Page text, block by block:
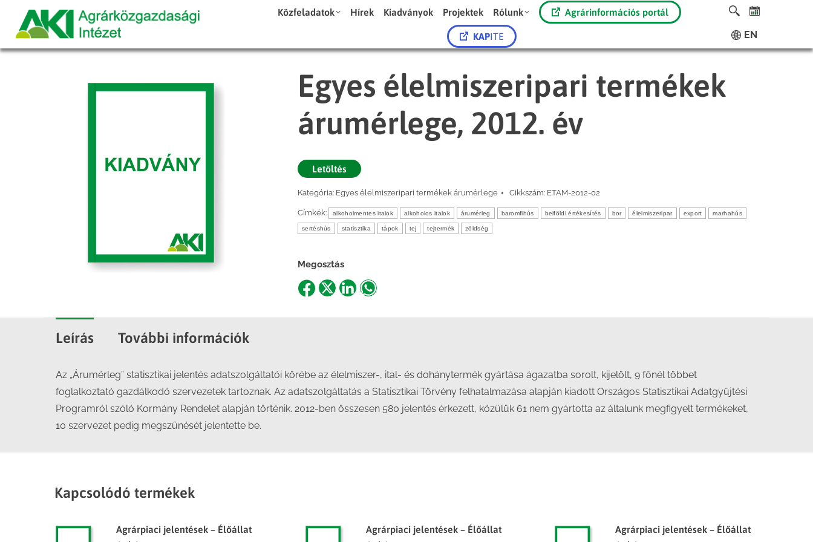
Közfeladatok Hírek Kiadványok Projektek Rólunk Agrárinformációs portál
KAPITE EN
Egyes élelmiszeripari termékek
árumérlege, 2012. év
Letöltés
Kategória: Egyes élelmiszeripari termékek árumérlege Cikkszám: ETAM-2012-02
Címkék: alkoholmentes italok alkoholos italok árumérleg baromfihús belföldi értékesítés bor élelmiszeripar export marhahús
sertéshús statisztika tápok tej tejtermék zöldség
Megosztás
ShareShareShareShare
Leírás További információk
Az „Árumérleg” statisztikai jelentés adatszolgáltatói körébe az élelmiszer-, ital- és dohánytermék gyártása ágazatba sorolt, kijelölt, 9 főnél többet
foglalkoztató gazdálkodó szervezetek tartoznak. Az adatszolgáltatás a Statisztikai Törvény felhatalmazása alapján kiadott Országos Statisztikai Adatgyűjtési
Programról szóló Kormány Rendelet alapján történik. 2012-ben összesen 580 jelentés érkezett, közülük 61 nem gyártotta az általunk megfigyelt termékeket,
10 szervezet pedig megszűnését jelentette be.
Kapcsolódó termékek
Agrárpiaci jelentések – Élőállat
Agrárpiaci jelentések – Élőállat
Agrárpiaci jelentések – Élőállat